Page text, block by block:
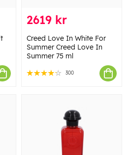
2619 kr
Creed Love In White For
Summer Creed Love In
Summer 75 ml
300